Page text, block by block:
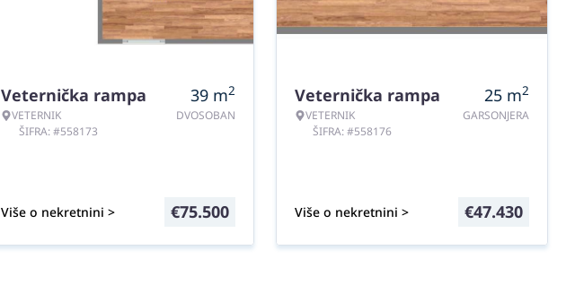
Veternička rampa
VETERNIK
ŠIFRA: #558173
39 m2
DVOSOBAN
Više o nekretnini > €75.500
Veternička rampa
VETERNIK
ŠIFRA: #558176
25 m2
GARSONJERA
Više o nekretnini > €47.430